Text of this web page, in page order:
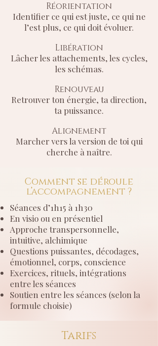
Réorientation
Identifier ce qui est juste, ce qui ne
l’est plus, ce qui doit évoluer.
Libération
Lâcher les attachements, les cycles,
les schémas.
Renouveau
Retrouver ton énergie, ta direction,
ta puissance.
Alignement
Marcher vers la version de toi qui
cherche à naître.
Comment se déroule
l’accompagnement ?
Séances d’1h15 à 1h30
En visio ou en présentiel
Approche transpersonnelle,
intuitive, alchimique
Questions puissantes, décodages,
émotionnel, corps, conscience
Exercices, rituels, intégrations
entre les séances
Soutien entre les séances (selon la
formule choisie)
Tarifs